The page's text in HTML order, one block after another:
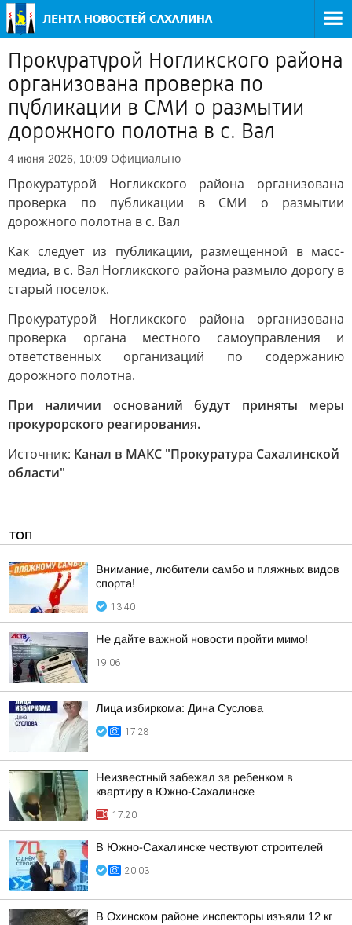
Прокуратурой Ногликского района
организована проверка по
публикации в СМИ о размытии
дорожного полотна в с. Вал
4 июня 2026, 10:09 Официально
Прокуратурой Ногликского района организована
проверка по публикации в СМИ о размытии
дорожного полотна в с. Вал
Как следует из публикации, размещенной в масс-
медиа, в с. Вал Ногликского района размыло дорогу в
старый поселок.
Прокуратурой Ногликского района организована
проверка органа местного самоуправления и
ответственных организаций по содержанию
дорожного полотна.
При наличии оснований будут приняты меры
прокурорского реагирования.
Источник: Канал в МАКС "Прокуратура Сахалинской
области"
ТОП
Внимание, любители самбо и пляжных видов
спорта!
13:40
Не дайте важной новости пройти мимо!
19:06
Лица избиркома: Дина Суслова
17:28
Неизвестный забежал за ребенком в
квартиру в Южно-Сахалинске
17:20
В Южно-Сахалинске чествуют строителей
20:03
В Охинском районе инспекторы изъяли 12 кг